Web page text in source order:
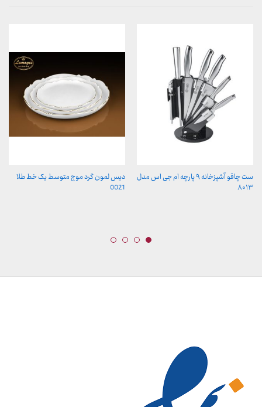
ست چاقو آشپزخانه ۹ پارچه ام جی اس مدل
۸۰۱۳
دیس لمون گرد موج متوسط یک خط طلا
0021